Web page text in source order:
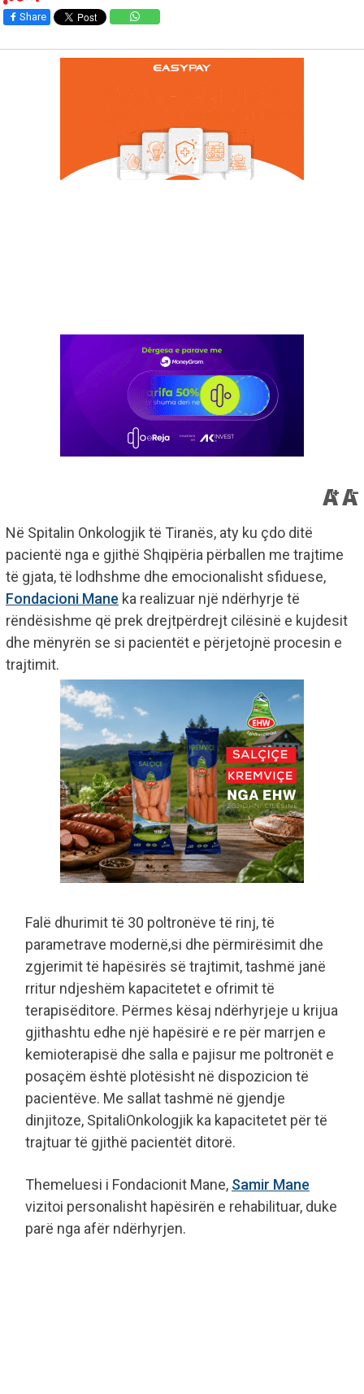
Share
Në Spitalin Onkologjik të Tiranës, aty ku çdo ditë
pacientë nga e gjithë Shqipëria përballen me trajtime
të gjata, të lodhshme dhe emocionalisht sfiduese,
Fondacioni Mane ka realizuar një ndërhyrje të
rëndësishme që prek drejtpërdrejt cilësinë e kujdesit
dhe mënyrën se si pacientët e përjetojnë procesin e
trajtimit.
Falë dhurimit të 30 poltronëve të rinj, të
parametrave modernë,si dhe përmirësimit dhe
zgjerimit të hapësirës së trajtimit, tashmë janë
rritur ndjeshëm kapacitetet e ofrimit të
terapisëditore. Përmes kësaj ndërhyrjeje u krijua
gjithashtu edhe një hapësirë e re për marrjen e
kemioterapisë dhe salla e pajisur me poltronët e
posaçëm është plotësisht në dispozicion të
pacientëve. Me sallat tashmë në gjendje
dinjitoze, SpitaliOnkologjik ka kapacitetet për të
trajtuar të gjithë pacientët ditorë.
Themeluesi i Fondacionit Mane, Samir Mane
vizitoi personalisht hapësirën e rehabilituar, duke
parë nga afër ndërhyrjen.